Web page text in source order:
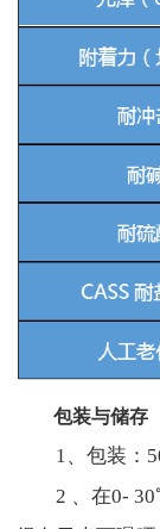
包装与储存
1、包装：50
2 、在0- 30℃